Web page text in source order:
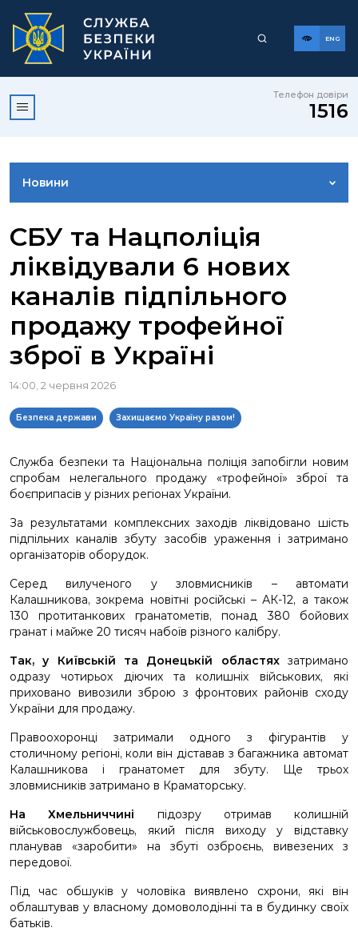
ENG
Телефон довіри
1516
Новини
ВІДЕОГАЛЕРЕЯ
КОНТАКТИ ПРЕСЦЕНТРУ
СБУ та Нацполіція
ліквідували 6 нових
каналів підпільного
продажу трофейної
зброї в Україні
14:00, 2 червня 2026
Безпека держави Захищаємо Україну разом!
Служба безпеки та Національна поліція запобігли новим
спробам нелегального продажу «трофейної» зброї та
боєприпасів у різних регіонах України.
За результатами комплексних заходів ліквідовано шість
підпільних каналів збуту засобів ураження і затримано
організаторів оборудок.
Серед вилученого у зловмисників – автомати
Калашникова, зокрема новітні російські – АК-12, а також
130 протитанкових гранатометів, понад 380 бойових
гранат і майже 20 тисяч набоїв різного калібру.
Так, у Київській та Донецькій областяхзатримано
одразу чотирьох діючих та колишніх військових, які
приховано вивозили зброю з фронтових районів сходу
України для продажу.
Правоохоронці затримали одного з фігурантів у
столичному регіоні, коли він діставав з багажника автомат
Калашникова і гранатомет для збуту. Ще трьох
зловмисників затримано в Краматорську.
На Хмельниччині підозру отримав колишній
військовослужбовець, який після виходу у відставку
планував «заробити» на збуті озброєнь, вивезених з
передової.
Під час обшуків у чоловіка виявлено схрони, які він
облаштував у власному домоволодінні та в будинку своїх
батьків.